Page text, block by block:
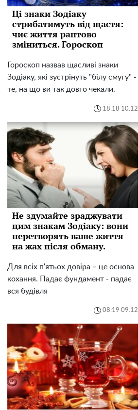
Ці знаки Зодіаку
стрибатимуть від щастя:
чиє життя раптово
зміниться. Гороскоп
Гороскоп назвав щасливі знаки
Зодіаку, які зустрінуть "білу смугу" -
те, на що ви так довго чекали.
18:18 10.12
Не здумайте зраджувати
цим знакам Зодіаку: вони
перетворять ваше життя
на жах після обману.
Для всіх п'ятьох довіра – це основа
кохання. Падає фундамент - падає
вся будівля
08:19 09.12